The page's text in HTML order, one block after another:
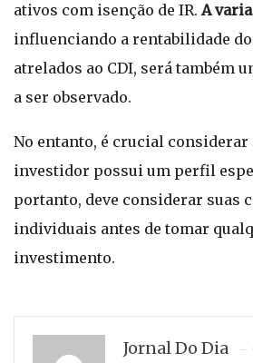
ativos com isenção de IR.A
influenciando a rentabilidade
atrelados ao CDI, será também
a ser observado.
No entanto, é crucial considerar
investidor possui um perfil
portanto, deve considerar suas
individuais antes de tomar
investimento.
Jornal Do Dia